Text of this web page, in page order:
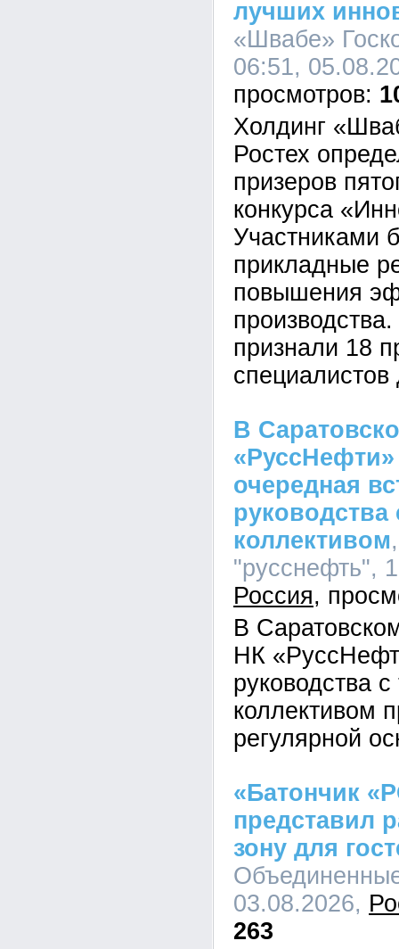
лучших
«Швабе»
06:51,
Холдинг
Ростех
призеров
конкурса
Участниками
прикладные
повышения
признали 18
В
очередная
коллективом
"русснефть",
Россия
В
НК
руководства
коллективом
регулярной
«Батончик
представил
зону для
03.08.2026,
263